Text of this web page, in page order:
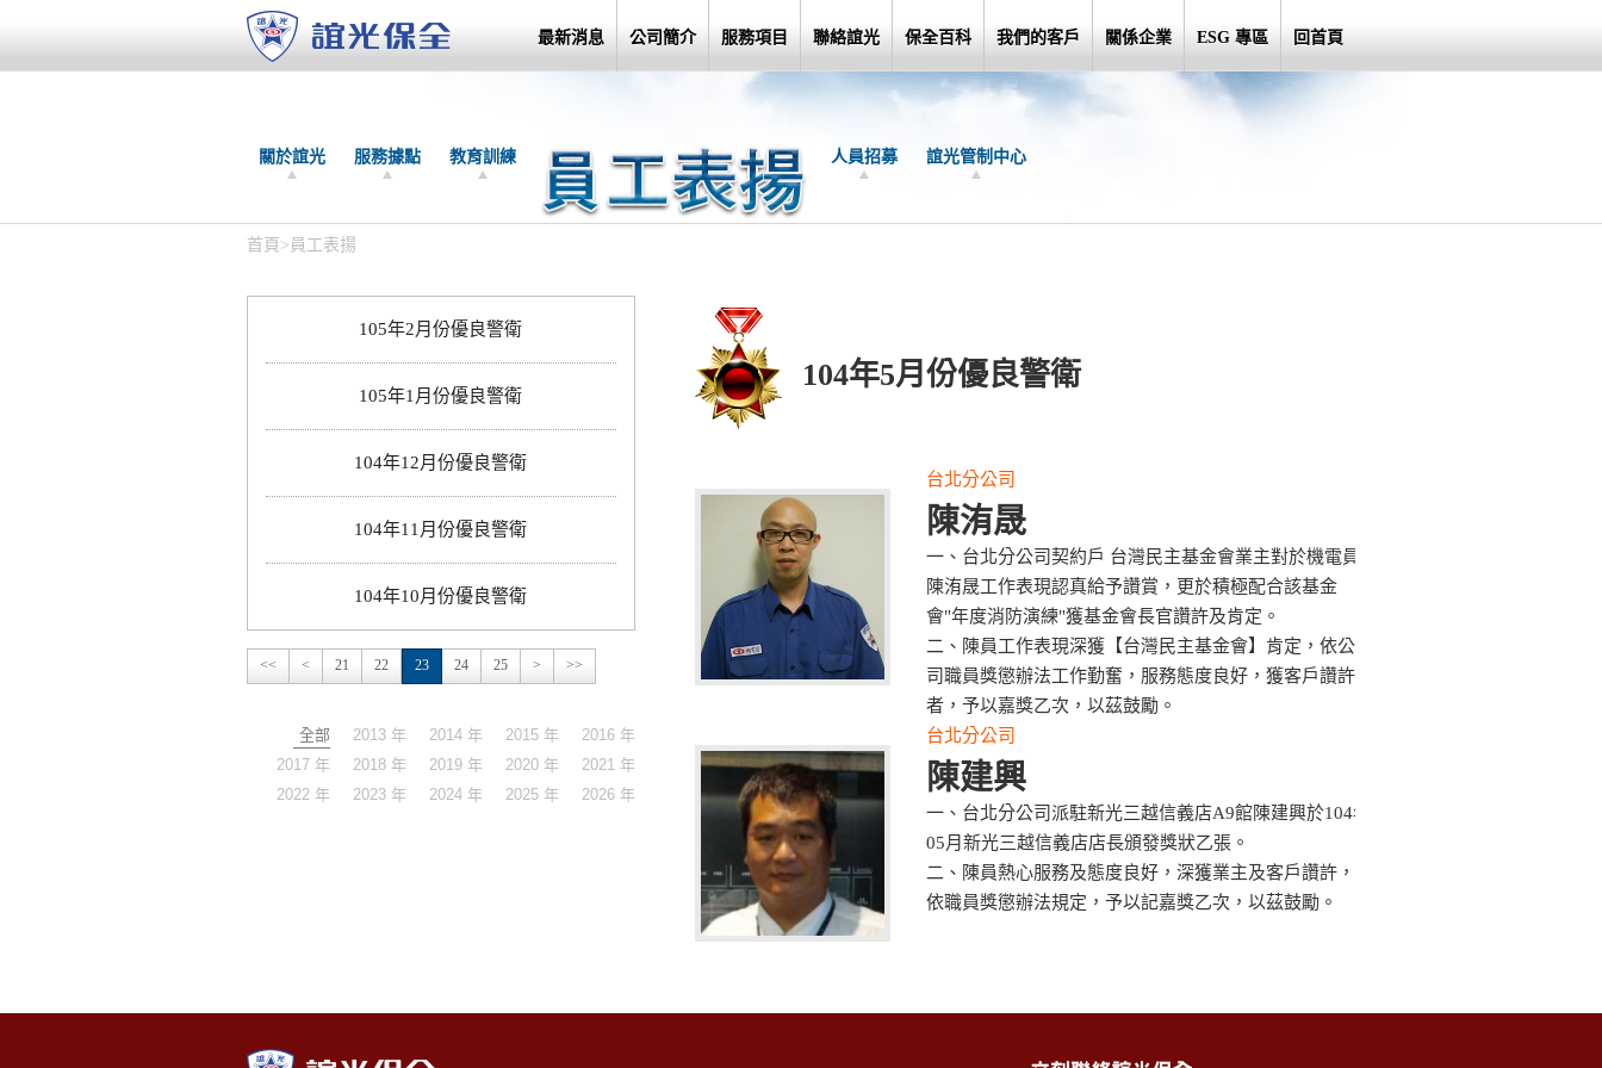
最新消息 公司簡介 服務項目 聯絡誼光 保全百科 我們的客戶 關係企業 ESG 專區 回首頁
關於誼光 服務據點 教育訓練 人員招募 誼光管制中心
首頁 > 員工表揚
105年2月份優良警衛
105年1月份優良警衛
104年12月份優良警衛
104年11月份優良警衛
104年10月份優良警衛
<< < 21 22 23 24 25 > >>
全部 2013 年 2014 年 2015 年
2016 年
2017 年
2018 年 2019 年 2020 年
2021 年
2022 年
2023 年 2024 年 2025 年 2026 年
104年5月份優良警衛
台北分公司
陳洧晟
一、台北分公司契約戶 台灣民主基金會業主對於機電員
陳洧晟工作表現認真給予讚賞，更於積極配合該基金
會"年度消防演練"獲基金會長官讚許及肯定。
二、陳員工作表現深獲【台灣民主基金會】肯定，依公
司職員獎懲辦法工作勤奮，服務態度良好，獲客戶讚許
者，予以嘉獎乙次，以茲鼓勵。
台北分公司
陳建興
一、台北分公司派駐新光三越信義店A9館陳建興於104年
05月新光三越信義店店長頒發獎狀乙張。
二、陳員熱心服務及態度良好，深獲業主及客戶讚許，
依職員獎懲辦法規定，予以記嘉獎乙次，以茲鼓勵。